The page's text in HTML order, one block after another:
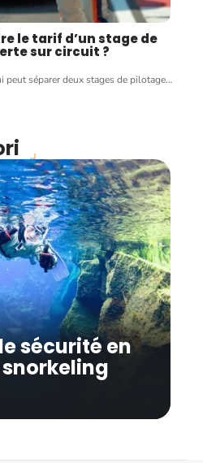
le tarif d’un stage de
sur circuit ?
séparer deux stages de pilotage…
sécurité en